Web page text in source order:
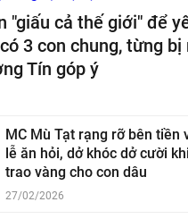
"giấu cả thế giới" để
3 con chung, từng bị
Tín góp ý
MC Mù Tạt rạng rỡ bên tiền
lễ ăn hỏi, dở khóc dở cười
trao vàng cho con dâu
27/02/2026